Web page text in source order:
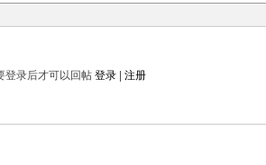
登录后才可以回帖登录 |注册